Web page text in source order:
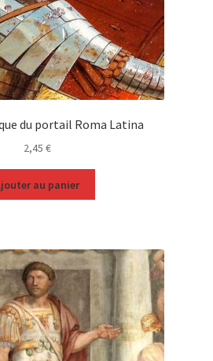
du portail Roma Latina
2,45 €
au panier